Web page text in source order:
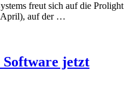
freut sich auf die Prolight
April), auf der …
Software jetzt